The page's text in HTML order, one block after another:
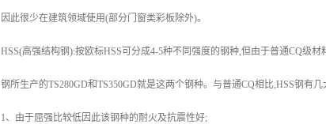
因此很少在建筑领域使用(部分门窗类彩板除外)。
HSS(高强结构钢):按欧标HSS可分成4-5种不同强度的钢种,但由于普通CQ级
钢所生产的TS280GD和TS350GD就是这两个钢种。与普通CQ相比,HSS钢有几
1、由于屈强比较低因此该钢种的耐火及抗震性好;